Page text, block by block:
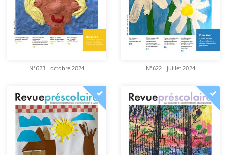
N°623 - octobre 2024 N°622 - juillet 2024